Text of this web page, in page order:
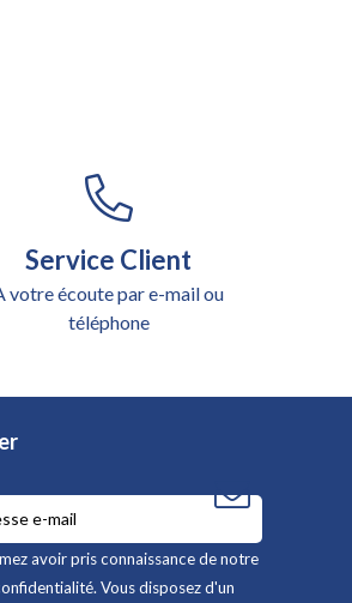
Service Client
votre écoute par e-mail ou
téléphone
avoir pris connaissance de notre
. Vous disposez d'un